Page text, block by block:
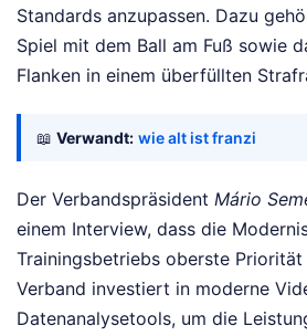
Standards anzupassen. Dazu
Spiel mit dem Ball am Fuß sowie
Flanken in einem überfüllten
📖 Verwandt: wie alt ist franzi
Der Verbandspräsident Mário
einem Interview, dass die
Trainingsbetriebs oberste
Verband investiert in moderne
Datenanalysetools, um die